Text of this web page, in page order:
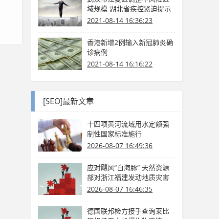
域规模 湖北省疾控紧迫提示
2021-08-14 16:36:23
香港新增2例输入新冠肺炎确
诊病例
2021-08-14 16:16:22
[SEO]最新文章
十四项黄河流域用水定额强
制性国家标准施行
2026-08-07 16:49:36
应对飓风“白海豚” 天然资源
部对浙江福建发动地质灾害
防护Ⅳ级呼应
2026-08-07 16:46:35
德国联邦检方接手查询莱比